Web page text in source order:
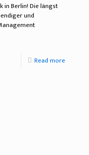
in Berlin! Die längst
und
Read more